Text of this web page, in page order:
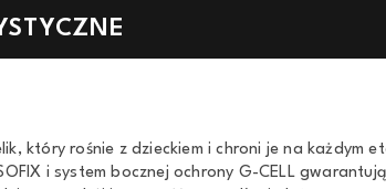
który rośnie z dzieckiem i chroni je na każdym
i system bocznej ochrony G-CELL